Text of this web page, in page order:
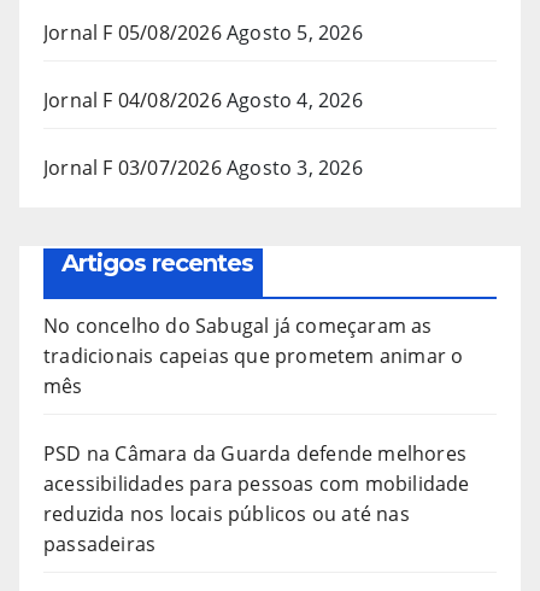
Jornal F 05/08/2026Agosto 5, 2026
Jornal F 04/08/2026Agosto 4, 2026
Jornal F 03/07/2026Agosto 3, 2026
Artigos recentes
No concelho do Sabugal já começaram as
tradicionais capeias que prometem animar o
mês
PSD na Câmara da Guarda defende melhores
acessibilidades para pessoas com mobilidade
reduzida nos locais públicos ou até nas
passadeiras